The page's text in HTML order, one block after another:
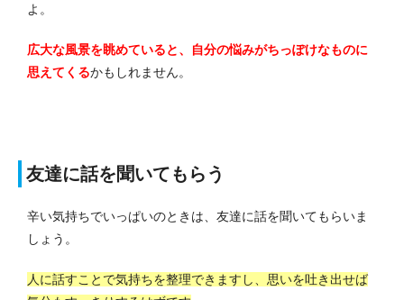
よ。
広大な風景を眺めていると、自分の悩みがちっぽけなものに
思えてくるかもしれません。
友達に話を聞いてもらう
辛い気持ちでいっぱいのときは、友達に話を聞いてもらいま
しょう。
人に話すことで気持ちを整理できますし、思いを吐き出せば